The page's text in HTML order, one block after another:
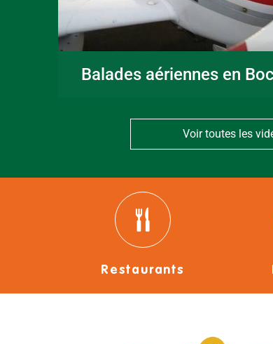
Balades aériennes en
Voir toutes les
Restaurants